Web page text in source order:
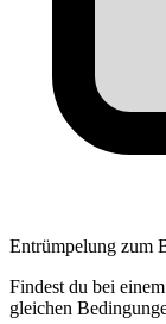
Entrümpelung zum
Findest du bei
gleichen